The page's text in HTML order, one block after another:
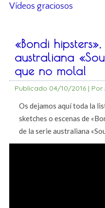
Vídeos graciosos
«Bondi
australiana
que no mola!
Publicado 04/10/2016 | Por
Os dejamos aquí toda la
sketches o escenas de
de la serie australiana